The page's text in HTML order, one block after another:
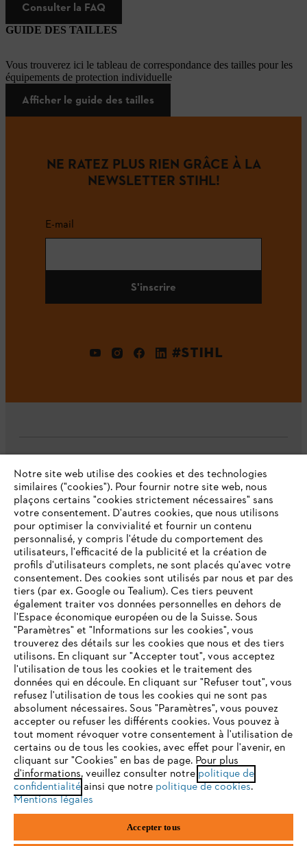
Consulter la FAQ
GUIDE DES TAILLES
Vous trouverez ici le tableau de correspondance des tailles pour les
équipements de protection individuelle
Afficher le guide des tailles
NE RATEZ PLUS RIEN GRÂCE À LA
NEWSLETTER STIHL!
E-mail
S'inscrire
#STIHL
L'Entreprise
Questions fréquentes
Service
Politique de protection des données
Mentions légales Cookies
Informations juridiques
STIHL VERTRIEBS AG, 8617 Mönchaltorf
VOTRE NAVIGATEUR INTERNET
N'EST PLUS PRIS EN CHARGE
Vous utilisez un navigateur Internet que nous ne prenons plus
en charge, et certaines fonctionnalités de notre site ne
peuvent fonctionner correctement. Pour une utilisation
optimale de notre site, nous vous recommandons de passer à
l'un des navigateurs suivants :
firefox chrome
Notre site web utilise des cookies et des technologies
similaires ("cookies"). Pour fournir notre site web, nous
plaçons certains "cookies strictement nécessaires" sans
votre consentement. D'autres cookies, que nous utilisons
pour optimiser la convivialité et fournir un contenu
personnalisé, y compris l'étude du comportement des
utilisateurs, l'efficacité de la publicité et la création de
profils d'utilisateurs complets, ne sont placés qu'avec votre
consentement. Des cookies sont utilisés par nous et par des
tiers (par ex. Google ou Tealium). Ces tiers peuvent
également traiter vos données personnelles en dehors de
l'Espace économique européen ou de la Suisse. Sous
"Paramètres" et "Informations sur les cookies", vous
trouverez des détails sur les cookies que nous et des tiers
utilisons. En cliquant sur "Accepter tout", vous acceptez
l'utilisation de tous les cookies et le traitement des
données qui en découle. En cliquant sur "Refuser tout", vous
refusez l'utilisation de tous les cookies qui ne sont pas
absolument nécessaires. Sous "Paramètres", vous pouvez
accepter ou refuser les différents cookies. Vous pouvez à
tout moment révoquer votre consentement à l'utilisation de
certains ou de tous les cookies, avec effet pour l'avenir, en
cliquant sur "Cookies" en bas de page. Pour plus
d'informations, veuillez consulter notre politique de
confidentialitéainsi que notre politique de cookies.
Mentions légales
Accepter tous